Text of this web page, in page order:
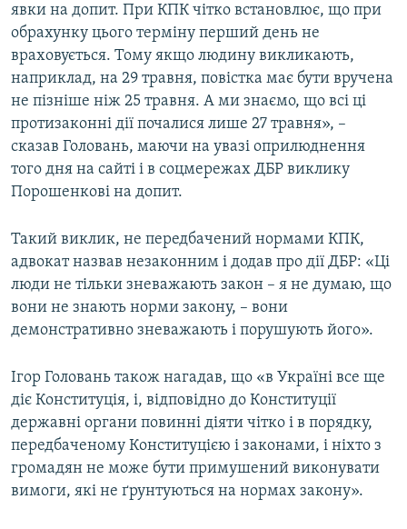
явки на допит. При КПК чітко встановлює, що при
обрахунку цього терміну перший день не
враховується. Тому якщо людину викликають,
наприклад, на 29 травня, повістка має бути вручена
не пізніше ніж 25 травня. А ми знаємо, що всі ці
протизаконні дії почалися лише 27 травня», –
сказав Головань, маючи на увазі оприлюднення
того дня на сайті і в соцмережах ДБР виклику
Порошенкові на допит.
Такий виклик, не передбачений нормами КПК,
адвокат назвав незаконним і додав про дії ДБР: «Ці
люди не тільки зневажають закон – я не думаю, що
вони не знають норми закону, – вони
демонстративно зневажають і порушують його».
Ігор Головань також нагадав, що «в Україні все ще
діє Конституція, і, відповідно до Конституції
державні органи повинні діяти чітко і в порядку,
передбаченому Конституцією і законами, і ніхто з
громадян не може бути примушений виконувати
вимоги, які не ґрунтуються на нормах закону».